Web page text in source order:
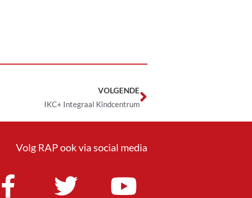
VOLGENDE
IKC+ Integraal Kindcentrum
Volg RAP ook via social media